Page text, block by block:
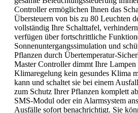
Controller ermöglichen Ihnen das
Übersteuern von bis zu 80 Leuchten
vollständig Ihre Schalttafel,
verfügen über fortschrittliche
Sonnenuntergangssimulation und
Pflanzen durch Übertemperatur-
Master Controller dimmt Ihre
Klimaregelung kein gesundes Klima
kann und schaltet sie bei einem
zum Schutz Ihrer Pflanzen komplett
SMS-Modul oder ein Alarmsystem
Ausfälle sofort benachrichtigt. Sie